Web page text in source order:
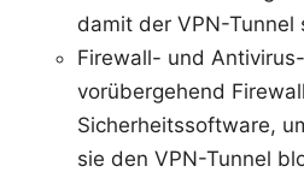
damit der VPN-Tunnel
Firewall- und
vorübergehend
Sicherheitssoftware,
sie den VPN-Tunnel